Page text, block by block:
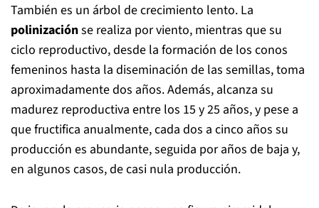
También es un árbol de crecimiento lento. La
polinizaciónse realiza por viento, mientras que su
ciclo reproductivo, desde la formación de los conos
femeninos hasta la diseminación de las semillas, toma
aproximadamente dos años. Además, alcanza su
madurez reproductiva entre los 15 y 25 años, y pese a
que fructifica anualmente, cada dos a cinco años su
producción es abundante, seguida por años de baja y,
en algunos casos, de casi nula producción.